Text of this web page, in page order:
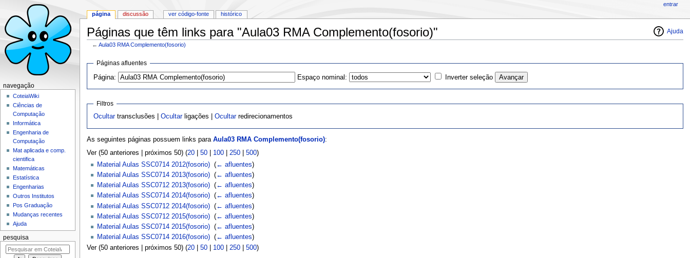
Ajuda
Páginas que têm links para "Aula03 RMA Complemento(fosorio)"
←Aula03 RMA Complemento(fosorio)
Páginas afluentes
Página: Espaço nominal: Inverter seleção
Filtros
Ocultartransclusões |Ocultarligações |Ocultarredirecionamentos
As seguintes páginas possuem links para Aula03 RMA Complemento(fosorio):
Ver (50 anteriores | próximos 50) (20| 50| 100| 250| 500)
Material Aulas SSC0714 2012(fosorio)‎ (← afluentes)
Material Aulas SSC0714 2013(fosorio)‎ (← afluentes)
Material Aulas SSC0712 2013(fosorio)‎ (← afluentes)
Material Aulas SSC0714 2014(fosorio)‎ (← afluentes)
Material Aulas SSC0712 2014(fosorio)‎ (← afluentes)
Material Aulas SSC0712 2015(fosorio)‎ (← afluentes)
Material Aulas SSC0714 2015(fosorio)‎ (← afluentes)
Material Aulas SSC0714 2016(fosorio)‎ (← afluentes)
Ver (50 anteriores | próximos 50) (20| 50| 100| 250| 500)
página discussão ver código-fonte histórico
entrar
navegação
CoteiaWiki
Ciências de
Computação
Informática
Engenharia de
Computação
Mat aplicada e comp.
cientifica
Matemáticas
Estatística
Engenharias
Outros Institutos
Pos Graduação
Mudanças recentes
Ajuda
pesquisa